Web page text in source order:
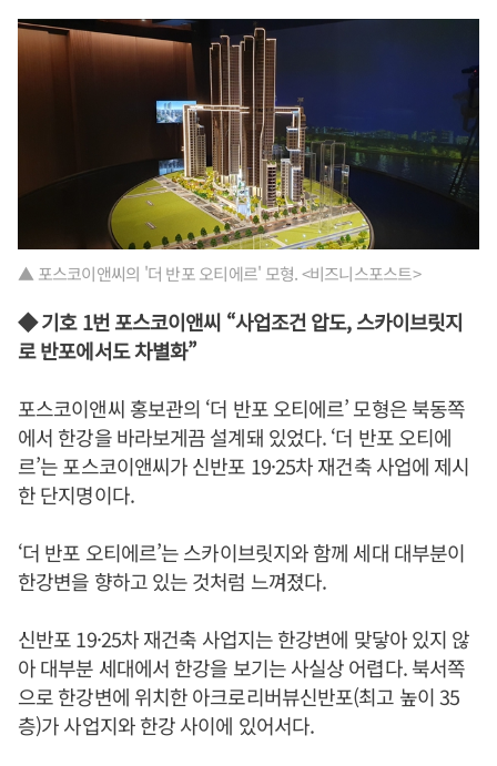
▲ 포스코이앤씨의 '더 반포 오티에르' 모형. <비즈니스포스트>
◆ 기호 1번 포스코이앤씨 “사업조건 압도, 스카이브릿지
로 반포에서도 차별화”
포스코이앤씨 홍보관의 ‘더 반포 오티에르’ 모형은 북동쪽
에서 한강을 바라보게끔 설계돼 있었다. ‘더 반포 오티에
르’는 포스코이앤씨가 신반포 19·25차 재건축 사업에 제시
한 단지명이다.
‘더 반포 오티에르’는 스카이브릿지와 함께 세대 대부분이
한강변을 향하고 있는 것처럼 느껴졌다.
신반포 19·25차 재건축 사업지는 한강변에 맞닿아 있지 않
아 대부분 세대에서 한강을 보기는 사실상 어렵다. 북서쪽
으로 한강변에 위치한 아크로리버뷰신반포(최고 높이 35
층)가 사업지와 한강 사이에 있어서다.